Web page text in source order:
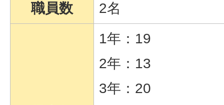
職員数
2名
1年：19
2年：13
3年：20